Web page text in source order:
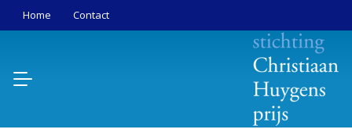
Home Contact